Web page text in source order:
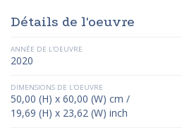
Détails de l'oeuvre
ANNÉE DE L'OEUVRE
2020
DIMENSIONS DE L'OEUVRE
50,00 (H) x 60,00 (W) cm /
19,69 (H) x 23,62 (W) inch